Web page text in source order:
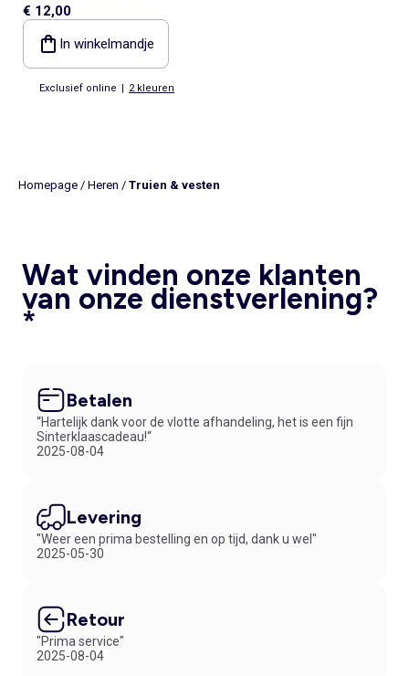
€ 12,00
In winkelmandje
Exclusief online | 2 kleuren
Homepage / Heren / Truien & vesten
Wat vinden onze klanten
van onze dienstverlening?
*
Betalen
“Hartelijk dank voor de vlotte afhandeling, het is een fijn
Sinterklaascadeau!“
2025-08-04
Levering
"Weer een prima bestelling en op tijd, dank u wel"
2025-05-30
Retour
"Prima service"
2025-08-04